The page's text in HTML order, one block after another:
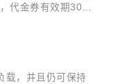
代金券有效期30
载，并且仍可保持